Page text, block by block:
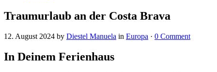
Traumurlaub an der Costa Brava
12. August 2024 by Diestel Manuela in Europa · 0 Comment
In Deinem Ferienhaus